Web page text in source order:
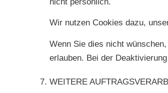
Wir nutzen Cookies dazu,
Wenn Sie dies nicht
erlauben. Bei der
WEITERE